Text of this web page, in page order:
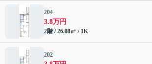
204
3.8万円
2階 / 26.08㎡ / 1K
202